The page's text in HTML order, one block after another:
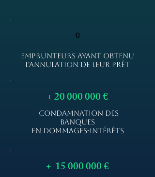
0
EMPRUNTEURS AYANT OBTENU
L'ANNULATION DE LEUR PRÊT
+20 000 000€
CONDAMNATION DES
BANQUES
EN DOMMAGES-INTÉRÊTS
+ 15 000 000€